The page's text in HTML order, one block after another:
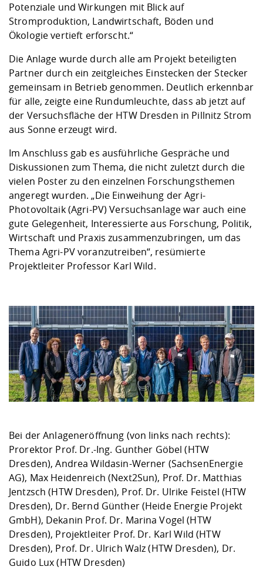
Potenziale und Wirkungen mit Blick auf
Stromproduktion, Landwirtschaft, Böden und
Ökologie vertieft erforscht.“
Die Anlage wurde durch alle am Projekt beteiligten
Partner durch ein zeitgleiches Einstecken der Stecker
gemeinsam in Betrieb genommen. Deutlich erkennbar
für alle, zeigte eine Rundumleuchte, dass ab jetzt auf
der Versuchsfläche der HTW Dresden in Pillnitz Strom
aus Sonne erzeugt wird.
Im Anschluss gab es ausführliche Gespräche und
Diskussionen zum Thema, die nicht zuletzt durch die
vielen Poster zu den einzelnen Forschungsthemen
angeregt wurden. „Die Einweihung der Agri-
Photovoltaik (Agri-PV) Versuchsanlage war auch eine
gute Gelegenheit, Interessierte aus Forschung, Politik,
Wirtschaft und Praxis zusammenzubringen, um das
Thema Agri-PV voranzutreiben“, resümierte
Projektleiter Professor Karl Wild.
Bei der Anlageneröffnung (von links nach rechts):
Prorektor Prof. Dr.-Ing. Gunther Göbel (HTW
Dresden), Andrea Wildasin-Werner (SachsenEnergie
AG), Max Heidenreich (Next2Sun), Prof. Dr. Matthias
Jentzsch (HTW Dresden), Prof. Dr. Ulrike Feistel (HTW
Dresden), Dr. Bernd Günther (Heide Energie Projekt
GmbH), Dekanin Prof. Dr. Marina Vogel (HTW
Dresden), Projektleiter Prof. Dr. Karl Wild (HTW
Dresden), Prof. Dr. Ulrich Walz (HTW Dresden), Dr.
Guido Lux (HTW Dresden)